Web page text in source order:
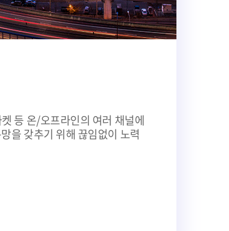
등 온/오프라인의 여러 채널에
을 갖추기 위해 끊임없이 노력